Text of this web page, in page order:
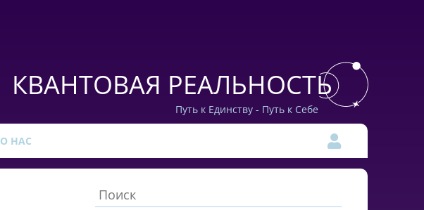
КВАНТОВАЯ РЕАЛЬНОСТЬ
Путь к Единству - Путь к Себе
О НАС